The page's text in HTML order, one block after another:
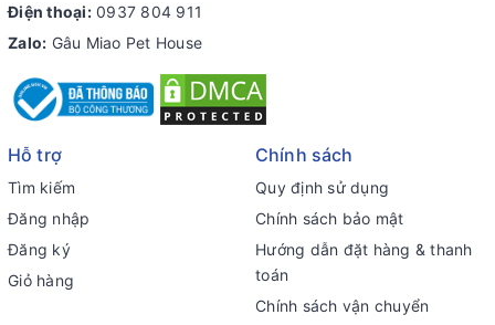
Điện thoại: 0937 804 911
Zalo: Gâu Miao Pet House
Hỗ trợ
Tìm kiếm
Đăng nhập
Đăng ký
Giỏ hàng
Chính sách
Quy định sử dụng
Chính sách bảo mật
Hướng dẫn đặt hàng & thanh
toán
Chính sách vận chuyển